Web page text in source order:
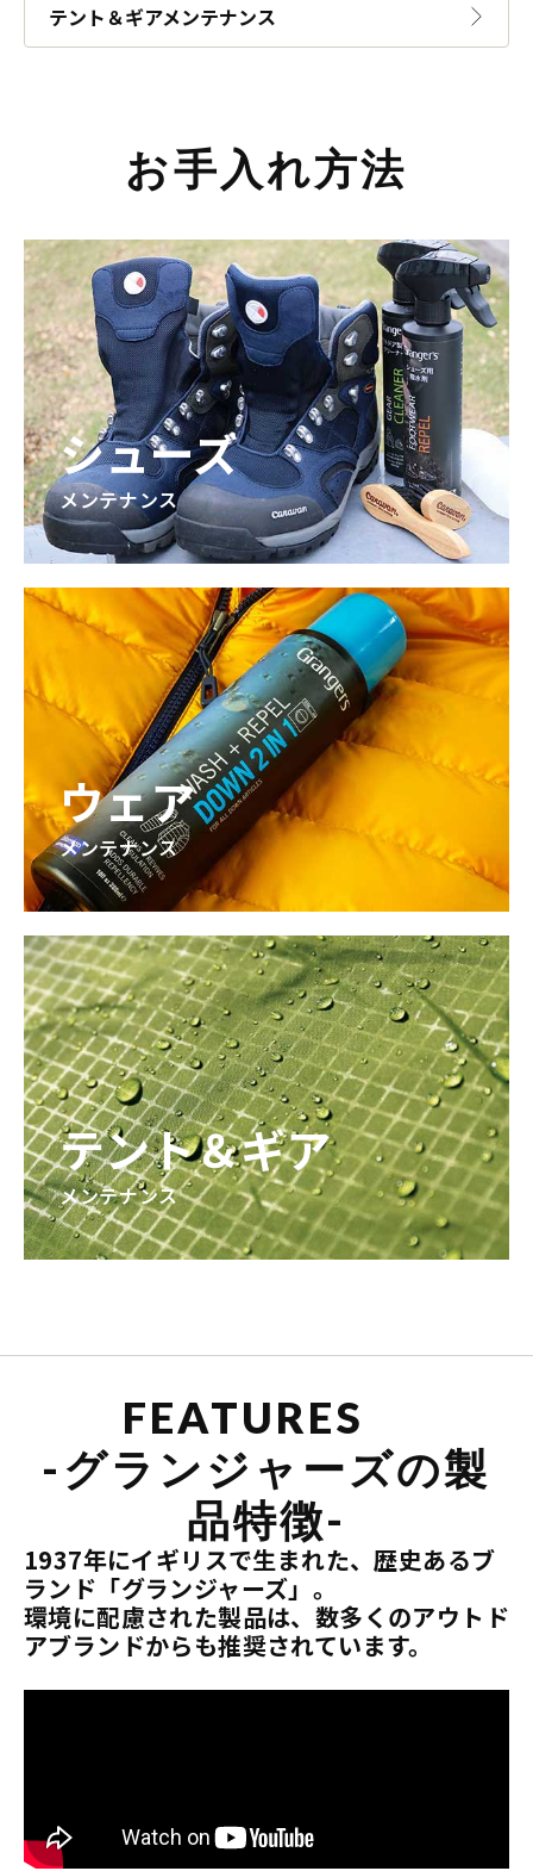
テント＆ギアメンテナンス
お手入れ方法
シューズ
メンテナンス
ウェア
メンテナンス
テント＆ギア
メンテナンス
FEATURES
-グランジャーズの製
品特徴-
1937年にイギリスで生まれた、歴史あるブ
ランド「グランジャーズ」。
環境に配慮された製品は、数多くのアウトド
アブランドからも推奨されています。